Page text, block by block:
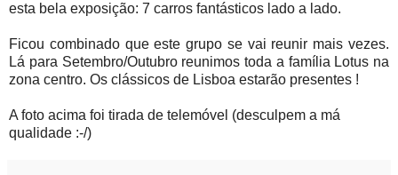
esta bela exposição: 7 carros fantásticos lado a lado.
Ficou combinado que este grupo se vai reunir mais vezes.
Lá para Setembro/Outubro reunimos toda a família Lotus na
zona centro. Os clássicos de Lisboa estarão presentes !
A foto acima foi tirada de telemóvel (desculpem a má
qualidade :-/)